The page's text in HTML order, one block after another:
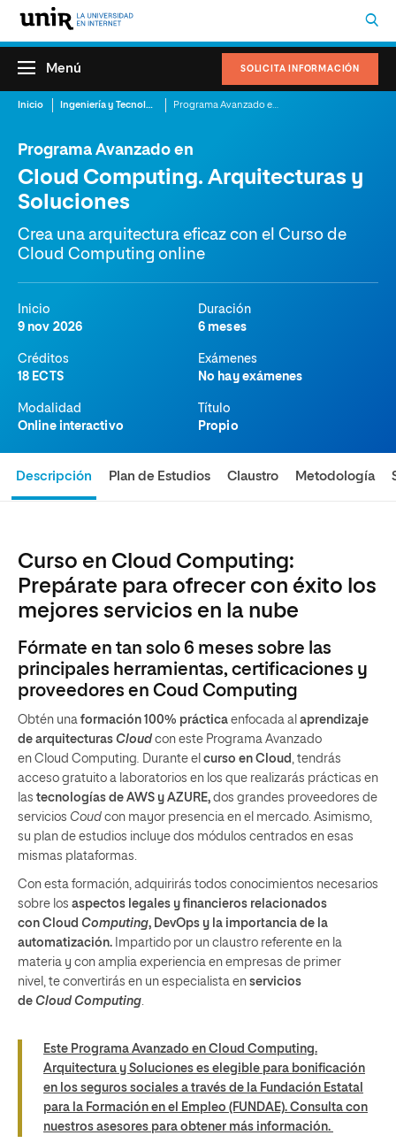
SOLICITA INFORMACIÓN
Menú
Inicio Ingeniería y Tecnología
Programa Avanzado en
Cloud Computing. Arquitecturas y
Soluciones
Crea una arquitectura eficaz con el Curso de
Cloud Computing online
Inicio
9 nov 2026
Duración
6 meses
Créditos
18 ECTS
Exámenes
No hay exámenes
Modalidad
Online interactivo
Título
Propio
Descripción Plan de Estudios Claustro Metodología
Curso en Cloud Computing:
Prepárate para ofrecer con éxito los
mejores servicios en la nube
Fórmate en tan solo 6 meses sobre las
principales herramientas, certificaciones y
proveedores en Coud Computing
Obtén una formación 100% práctica enfocada al aprendizaje
de arquitecturas Cloud con este Programa Avanzado
en Cloud Computing. Durante el curso en Cloud, tendrás
acceso gratuito a laboratorios en los que realizarás prácticas en
las tecnologías de AWS y AZURE, dos grandes proveedores de
servicios Coud con mayor presencia en el mercado. Asimismo,
su plan de estudios incluye dos módulos centrados en esas
mismas plataformas.
Con esta formación, adquirirás todos conocimientos necesarios
sobre los aspectos legales y financieros relacionados
con Cloud Computing, DevOps y la importancia de la
automatización. Impartido por un claustro referente en la
materia y con amplia experiencia en empresas de primer
nivel, te convertirás en un especialista en servicios
de Cloud Computing.
Este Programa Avanzado en Cloud Computing.
Arquitectura y Soluciones es elegible para bonificación
en los seguros sociales a través de la Fundación Estatal
para la Formación en el Empleo (FUNDAE). Consulta con
nuestros asesores para obtener más información.